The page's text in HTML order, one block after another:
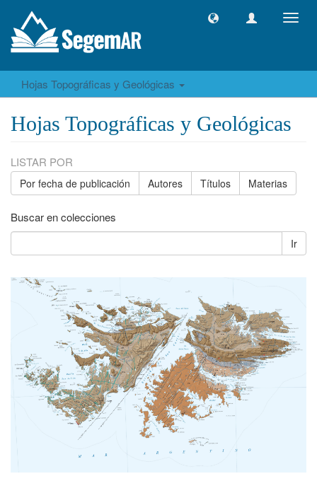
Hojas Topográficas y Geológicas
Hojas Topográficas y Geológicas
LISTAR POR
Por fecha de publicación Autores Títulos Materias
Buscar en colecciones
Ir